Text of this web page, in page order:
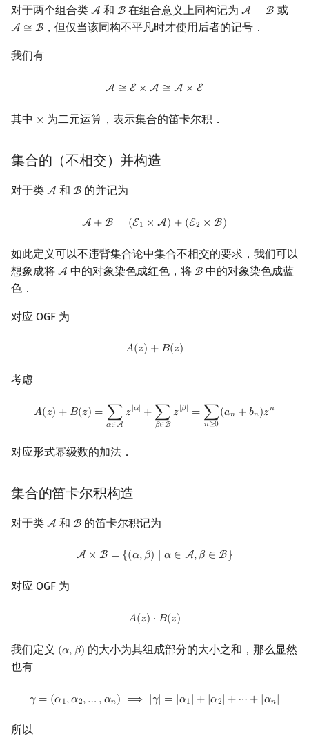
Main–Lorentz 算法
数论分块
狄利克雷卷积
杜教筛
Powerful Number 筛
Min_25 筛
类欧几里德算法
Meissel–Lehmer 算法
析合树
PQ 树
霍夫曼树
弦图
图的着色
图的匹配
Prüfer 序列
矩阵树定理
最大团搜索算法
支配树
对于两个组合类 A
A 和 B
B 在组合意义上同构记为A = B
A= B 或
A ≅ B
A≅B ，但仅当该同构不平凡时才使用后者的记号．
我们有
A ≅ E × A ≅ A × E
A≅ E A≅A ×E
其中 ×
× 为二元运算，表示集合的笛卡尔积．
集合的（不相交）并构造
对于类 A
A 和 B
B 的并记为
A +B = (E1 × A) + (E2 × B)
A +B =(E 1× )+( E2 ×B)
如此定义可以不违背集合论中集合不相交的要求，我们可以
想象成将 A
A 中的对象染色成红色，将 B
B 中的对象染色成蓝
色．
对应 OGF 为
𝐴(𝑧) + 𝐵(𝑧)
A(z )+B(z)
考虑
𝐴(𝑧) + 𝐵(𝑧) = ∑
𝛼∈A
𝑧|𝛼| + ∑
𝛽∈B
𝑧|𝛽| = ∑
𝑛≥0
(𝑎𝑛 +𝑏𝑛)𝑧𝑛
A(z )+B(z)=∑ α∈Az| α|+ ∑β ∈Bz |β| =∑ n≥0(an +b n) zn
对应形式幂级数的加法．
集合的笛卡尔积构造
对于类 A
A 和 B
B 的笛卡尔积记为
A × B = {(𝛼,𝛽) ∣ 𝛼 ∈ A,𝛽 ∈ B}
A ×B ={(α β)∣ α ∈ A,β ∈ B}
对应 OGF 为
𝐴(𝑧) ⋅ 𝐵(𝑧)
A(z) ⋅ B(z)
我们定义 (𝛼,𝛽)
(α,β) 的大小为其组成部分的大小之和，那么显然
也有
𝛾 = (𝛼1,𝛼2,… ,𝛼𝑛) ⟹ |𝛾| = |𝛼1| + |𝛼2| + ⋯ + |𝛼𝑛|
γ= (α1 …, αn )⟹ γ|= |α 1|+| α 2 +⋯+ |
所以